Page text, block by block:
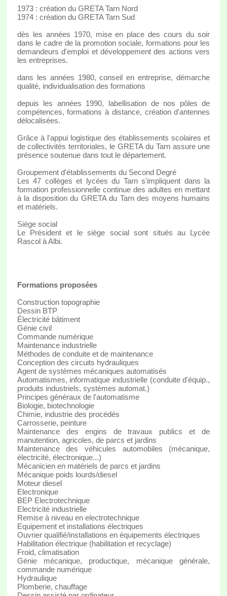
1973 : création du GRETA Tarn Nord
1974 : création du GRETA Tarn Sud
dès les années 1970, mise en place des cours du soir
dans le cadre de la promotion sociale, formations pour les
demandeurs d'emploi et développement des actions vers
les entreprises.
dans les années 1980, conseil en entreprise, démarche
qualité, individualisation des formations
depuis les années 1990, labellisation de nos pôles de
compétences, formations à distance, création d'antennes
délocalisées.
Grâce à l'appui logistique des établissements scolaires et
de collectivités territoriales, le GRETA du Tarn assure une
présence soutenue dans tout le département.
Groupement d'établissements du Second Degré
Les 47 collèges et lycées du Tarn s'impliquent dans la
formation professionnelle continue des adultes en mettant
à la disposition du GRETA du Tarn des moyens humains
et matériels.
Siège social
Le Président et le siège social sont situés au Lycée
Rascol à Albi.
Formations proposées
Construction topographie
Dessin BTP
Électricité bâtiment
Génie civil
Commande numérique
Maintenance industrielle
Méthodes de conduite et de maintenance
Conception des circuits hydrauliques
Agent de systèmes mécaniques automatisés
Automatismes, informatique industrielle (conduite d'équip.,
produits industriels, systèmes automat.)
Principes généraux de l'automatisme
Biologie, biotechnologie
Chimie, industrie des procédés
Carrosserie, peinture
Maintenance des engins de travaux publics et de
manutention, agricoles, de parcs et jardins
Maintenance des véhicules automobiles (mécanique,
électricité, électronique...)
Mécanicien en matériels de parcs et jardins
Mécanique poids lourds/diesel
Moteur diesel
Electronique
BEP Electrotechnique
Electricité industrielle
Remise à niveau en electrotechnique
Equipement et installations électriques
Ouvrier qualifié/installations en équipements électriques
Habilitation électrique (habilitation et recyclage)
Froid, climatisation
Génie mécanique, productique, mécanique générale,
commande numérique
Hydraulique
Plomberie, chauffage